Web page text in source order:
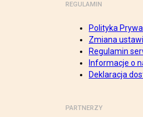
REGULAMIN
Polityka
Zmiana
Regulamin
Informacje o
Deklaracja
PARTNERZY